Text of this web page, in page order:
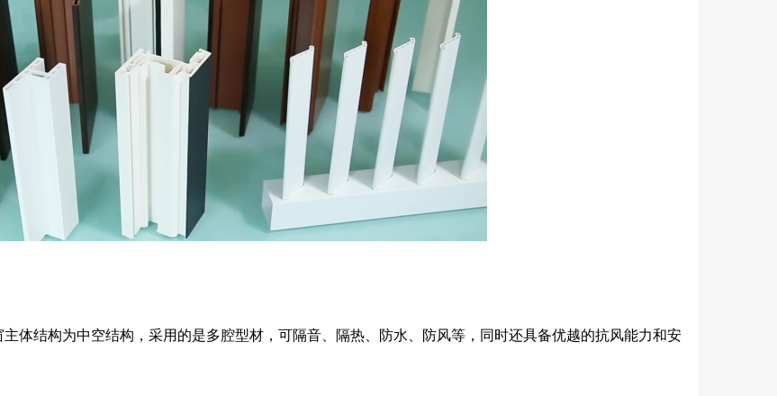
体结构为中空结构，采用的是多腔型材，可隔音、隔热、防水、防风等，同时还具备优越的抗风能力和安